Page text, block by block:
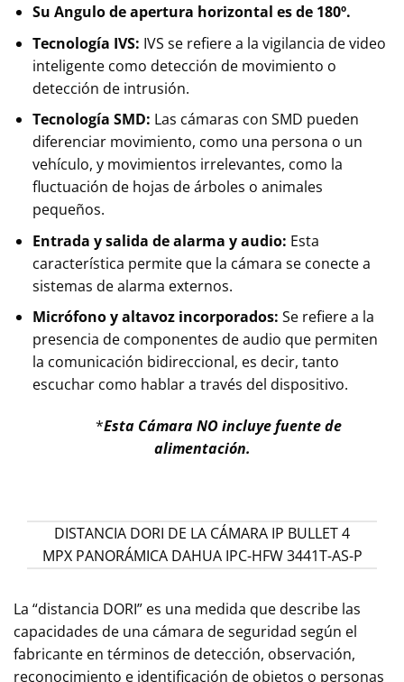
Su Angulo de apertura horizontal es de 180º.
Tecnología IVS: IVS se refiere a la vigilancia de video
inteligente como detección de movimiento o
detección de intrusión.
Tecnología SMD: Las cámaras con SMD pueden
diferenciar movimiento, como una persona o un
vehículo, y movimientos irrelevantes, como la
fluctuación de hojas de árboles o animales
pequeños.
Entrada y salida de alarma y audio: Esta
característica permite que la cámara se conecte a
sistemas de alarma externos.
Micrófono y altavoz incorporados: Se refiere a la
presencia de componentes de audio que permiten
la comunicación bidireccional, es decir, tanto
escuchar como hablar a través del dispositivo.
*Esta Cámara NO incluye fuente de
alimentación.
DISTANCIA DORI DE LA CÁMARA IP BULLET 4
MPX PANORÁMICA DAHUA IPC-HFW 3441T-AS-P
La “distancia DORI” es una medida que describe las
capacidades de una cámara de seguridad según el
fabricante en términos de detección, observación,
reconocimiento e identificación de objetos o personas